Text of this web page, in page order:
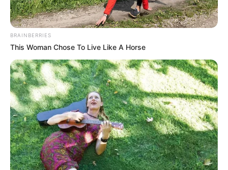
Completar15 anosé um marco na vida de
qualquer jovem. Muitas optam por seguir a
tradição e organizar uma grande festa de
debutante para todos os seus amigos e
familiares. Este tipo de evento que surgiu como
uma apresentação e estréia de uma jovem na
sociedade, já não é realizado com o mesmo
BRAINBERRIES
This Woman Chose To Live Like A Horse